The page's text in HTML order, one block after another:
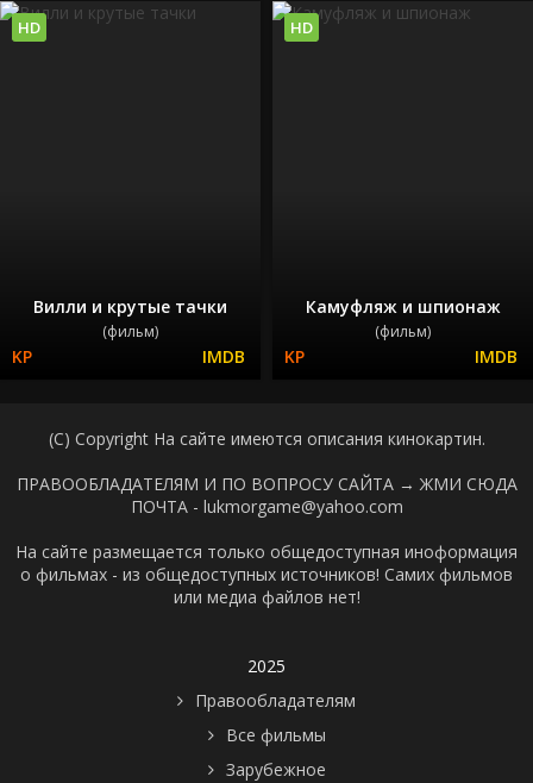
Вилли и крутые тачки
(фильм)
HD
Камуфляж и шпионаж
(фильм)
HD
(C) Copyright На сайте имеются описания кинокартин.
ПРАВООБЛАДАТЕЛЯМ И ПО ВОПРОСУ САЙТА → ЖМИ СЮДА
ПОЧТА - lukmorgame@yahoo.com
На сайте размещается только общедоступная иноформация
о фильмах - из общедоступных источников! Самих фильмов
или медиа файлов нет!
2025
Правообладателям
Все фильмы
Зарубежное